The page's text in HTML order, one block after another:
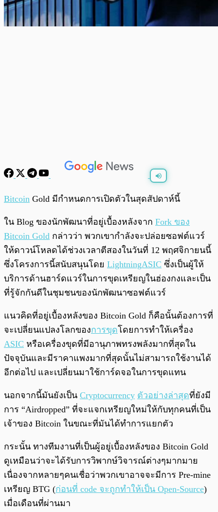
0:00/
Bitcoin Gold มีกำหนดการเปิดตัวในสุดสัปดาห์นี้
ใน Blog ของนักพัฒนาที่อยู่เบื้องหลังจาก Fork ของ
Bitcoin Gold กล่าวว่า พวกเขากำลังจะปล่อยซอฟต์แวร์
ให้ดาวน์โหลดได้ช่วงเวลาตีสองในวันที่ 12 พฤศจิกายนนี้
ซึ่งโครงการนี้สนับสนุนโดย LightningASIC ซึ่งเป็นผู้ให้
บริการด้านฮาร์ดแวร์ในการขุดเหรียญในฮ่องกงและเป็น
ที่รู้จักกันดีในชุมชนของนักพัฒนาซอฟต์แวร์
แนวคิดที่อยู่เบื้องหลังของ Bitcoin Gold ก็คือนั้นต้องการที่
จะเปลี่ยนแปลงโลกของการขุดโดยการทำให้เครื่อง
ASIC หรือเครื่องขุดที่มีอานุภาพทรงพลังมากที่สุดใน
ปัจจุบันและมีราคาแพงมากที่สุดนั้นไม่สามารถใช้งานได้
อีกต่อไป และเปลี่ยนมาใช้การ์ดจอในการขุดแทน
นอกจากนี้มันยังเป็น Cryptocurrency ตัวอย่างล่าสุดที่ยังมี
การ “Airdropped” ที่จะแจกเหรียญใหม่ให้กับทุกคนที่เป็น
เจ้าของ Bitcoin ในขณะที่มันได้ทำการแยกตัว
กระนั้น ทางทีมงานที่เป็นผู้อยู่เบื้องหลังของ Bitcoin Gold
ดูเหมือนว่าจะได้รับการวิพากษ์วิจารณ์ต่างๆมากมาย
เนื่องจากหลายๆคนเชื่อว่าพวกเขาอาจจะมีการ Pre-mine
เหรียญ BTG (ก่อนที่ code จะถูกทำให้เป็น Open-Source)
เมื่อเดือนที่ผ่านมา